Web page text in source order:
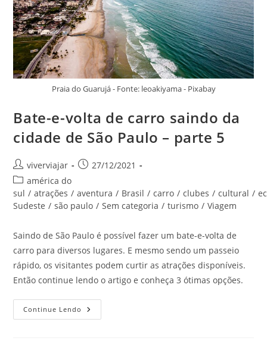
Praia do Guarujá - Fonte: leoakiyama - Pixabay
Bate-e-volta de carro saindo da
cidade de São Paulo – parte 5
Autor
do
post:
viverviajar
Post27/12/2021
Categoria
do
post:
américa do
sul / atrações / aventura / Brasil / carro / clubes / cultural /
Sudeste / são paulo / Sem categoria / turismo / Viagem
Saindo de São Paulo é possível fazer um bate-e-volta de
carro para diversos lugares. E mesmo sendo um passeio
rápido, os visitantes podem curtir as atrações disponíveis.
Então continue lendo o artigo e conheça 3 ótimas opções.
Continue Lendo Bate-
E-